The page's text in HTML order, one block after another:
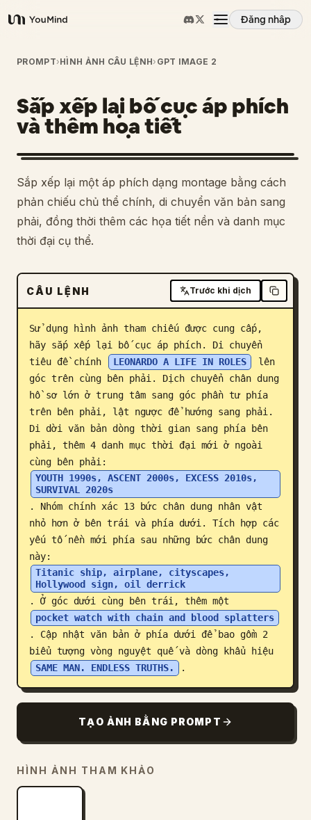
YouMind
Đăng nhập
Tổng quan
Các trường hợp sử dụng
Kỹ năng
Lời nhắc
Giá cả
Tải xuống
Blog
Cập nhật
PROMPT›HÌNH ẢNH CÂU LỆNH› GPT IMAGE 2
Sắp xếp lại bố cục áp phích
và thêm họa tiết
Sắp xếp lại một áp phích dạng montage bằng cách
phản chiếu chủ thể chính, di chuyển văn bản sang
phải, đồng thời thêm các họa tiết nền và danh mục
thời đại cụ thể.
CÂU LỆNH Trước khi dịch
Sử dụng hình ảnh tham chiếu được cung cấp,
hãy sắp xếp lại bố cục áp phích. Di chuyển
tiêu đề chính
LEONARDO A LIFE IN ROLES
lên
góc trên cùng bên phải. Dịch chuyển chân dung
hồ sơ lớn ở trung tâm sang góc phần tư phía
trên bên phải, lật ngược để hướng sang phải.
Di dời văn bản dòng thời gian sang phía bên
phải, thêm 4 danh mục thời đại mới ở ngoài
cùng bên phải:
YOUTH 1990s, ASCENT 2000s, EXCESS 2010s,
SURVIVAL 2020s
. Nhóm chính xác 13 bức chân dung nhân vật
nhỏ hơn ở bên trái và phía dưới. Tích hợp các
yếu tố nền mới phía sau những bức chân dung
này:
Titanic ship, airplane, cityscapes,
Hollywood sign, oil derrick
. Ở góc dưới cùng bên trái, thêm một
pocket watch with chain and blood splatters
. Cập nhật văn bản ở phía dưới để bao gồm 2
biểu tượng vòng nguyệt quế và dòng khẩu hiệu
SAME MAN. ENDLESS TRUTHS.
.
TẠO ẢNH BẰNG PROMPT
HÌNH ẢNH THAM KHẢO